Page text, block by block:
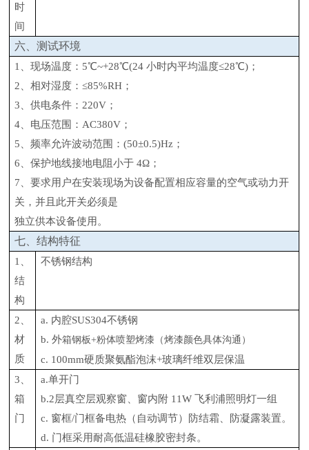
时
间
六、测试环境
1、现场温度：5℃~+28℃(24 小时内平均温度≤28℃)；
2、相对湿度：≤85%RH；
3、供电条件：220V；
4、电压范围：AC380V；
5、频率允许波动范围：(50±0.5)Hz；
6、保护地线接地电阻小于 4Ω；
7、要求用户在安装现场为设备配置相应容量的空气或动力开
关，并且此开关必须是
独立供本设备使用。
七、结构特征
1、
结
构
不锈钢结构
2、
材
质
a. 内腔SUS304不锈钢
b. 外箱钢板+粉体喷塑烤漆（烤漆颜色具体沟通）
c. 100mm硬质聚氨酯泡沫+玻璃纤维双层保温
3、
箱
门
a.单开门
b.2层真空层观察窗、窗内附 11W 飞利浦照明灯一组
c. 窗框/门框备电热（自动调节）防结霜、防凝露装置。
d. 门框采用耐高低温硅橡胶密封条。